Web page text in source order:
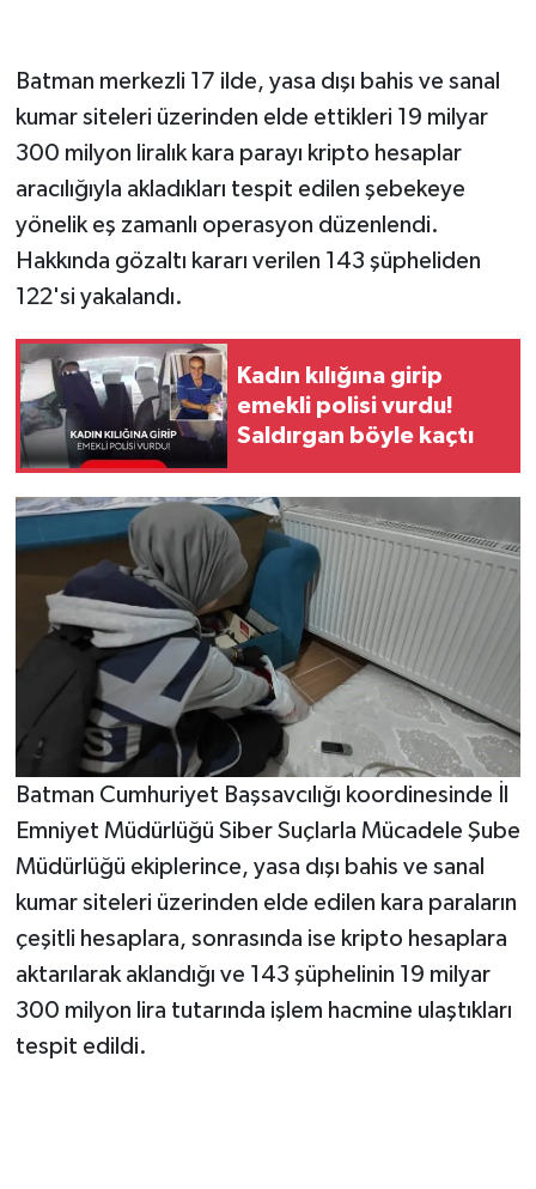
Batman merkezli 17 ilde, yasa dışı bahis ve sanal
kumar siteleri üzerinden elde ettikleri 19 milyar
300 milyon liralık kara parayı kripto hesaplar
aracılığıyla akladıkları tespit edilen şebekeye
yönelik eş zamanlı operasyon düzenlendi.
Hakkında gözaltı kararı verilen 143 şüpheliden
122'si yakalandı.
Kadın kılığına girip
emekli polisi vurdu!
Saldırgan böyle kaçtı
Batman Cumhuriyet Başsavcılığı koordinesinde İl
Emniyet Müdürlüğü Siber Suçlarla Mücadele Şube
Müdürlüğü ekiplerince, yasa dışı bahis ve sanal
kumar siteleri üzerinden elde edilen kara paraların
çeşitli hesaplara, sonrasında ise kripto hesaplara
aktarılarak aklandığı ve 143 şüphelinin 19 milyar
300 milyon lira tutarında işlem hacmine ulaştıkları
tespit edildi.